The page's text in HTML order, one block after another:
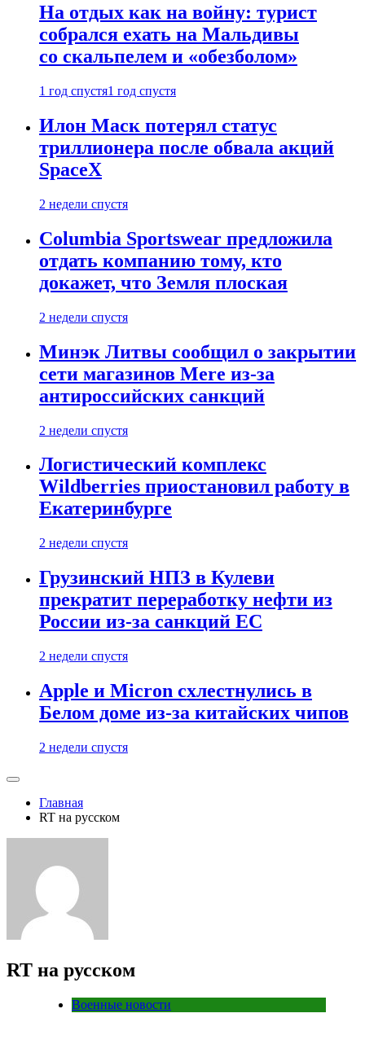
На отдых как на войну: турист
собрался ехать на Мальдивы
со скальпелем и «обезболом»
1 год спустя1 год спустя
Илон Маск потерял статус
триллионера после обвала акций
SpaceX
2 недели спустя
Columbia Sportswear предложила
отдать компанию тому, кто
докажет, что Земля плоская
2 недели спустя
Минэк Литвы сообщил о закрытии
сети магазинов Mere из-за
антироссийских санкций
2 недели спустя
Логистический комплекс
Wildberries приостановил работу в
Екатеринбурге
2 недели спустя
Грузинский НПЗ в Кулеви
прекратит переработку нефти из
России из-за санкций ЕС
2 недели спустя
Apple и Micron схлестнулись в
Белом доме из-за китайских чипов
2 недели спустя
Главная
RT на русском
RT на русском
Военные новости